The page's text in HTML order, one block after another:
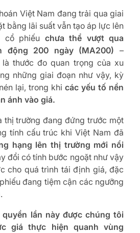
Việt Nam đang trải qua giai
bằng lãi suất vẫn tạo áp lực lên
cổ phiếu chưa thể vượt qua
động 200 ngày (MA200) –
thước đo quan trọng của xu
những giai đoạn như vậy, kỳ
lại, trong khi các yếu tố nền
ánh vào giá.
thị trường đang đứng trước một
tính cấu trúc khi Việt Nam đã
hạng lên thị trường mới nổi
đổi có tính bước ngoặt như vậy
cho quá trình tái định giá, đặc
đang tiệm cận các ngưỡng
lần này được chúng tôi
giá thực hiện quanh vùng